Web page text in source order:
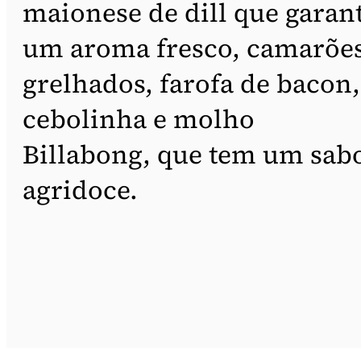
maionese de dill que
um aroma fresco,
grelhados, farofa de bacon,
cebolinha e molho
Billabong, que tem um
agridoce.